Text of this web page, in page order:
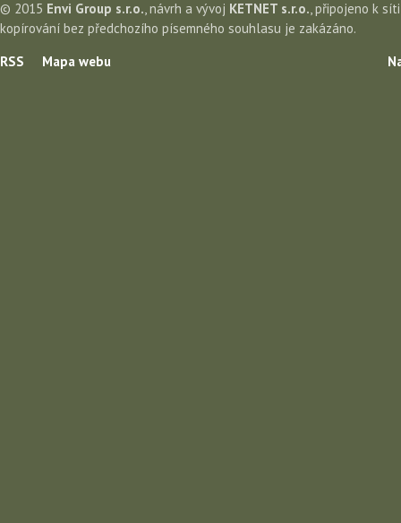
© 2015 Envi Group s.r.o., návrh a vývoj KETNET s.r.o., připojeno k
kopírování bez předchozího písemného souhlasu je zakázáno.
RSS
Mapa webu